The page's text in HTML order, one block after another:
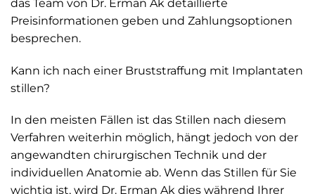
das Team von Dr. Erman Ak detaillierte
Preisinformationen geben und Zahlungsoptionen
besprechen.
Kann ich nach einer Bruststraffung mit Implantaten
stillen?
In den meisten Fällen ist das Stillen nach diesem
Verfahren weiterhin möglich, hängt jedoch von der
angewandten chirurgischen Technik und der
individuellen Anatomie ab. Wenn das Stillen für Sie
wichtig ist, wird Dr. Erman Ak dies während Ihrer